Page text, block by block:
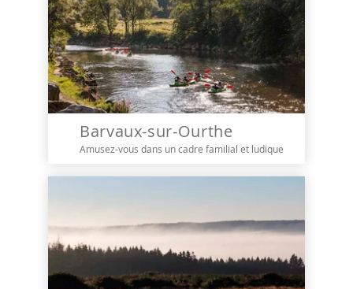
Barvaux-sur-Ourthe
Amusez-vous dans un cadre familial et ludique